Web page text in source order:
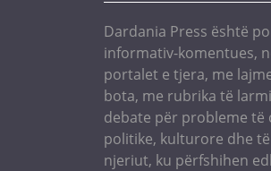
Dardania Press është
informativ-komentues,
portalet e tjera, me
bota, me rubrika të
debate për probleme të
politike, kulturore dhe
njeriut, ku përfshihen